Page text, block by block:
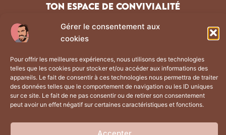
Gérer le consentement aux
cookies
Pour offrir les meilleures expériences, nous utilisons des technologies
telles que les cookies pour stocker et/ou accéder aux informations des
appareils. Le fait de consentir à ces technologies nous permettra de traiter
des données telles que le comportement de navigation ou les ID uniques
sur ce site. Le fait de ne pas consentir ou de retirer son consentement
peut avoir un effet négatif sur certaines caractéristiques et fonctions.
Accepter
TON ESPACE DE CONVIVIALITÉ
NAVIGATION
À propos
La boutique
Contact
Politique de confidentialité
CGV
Plan du site